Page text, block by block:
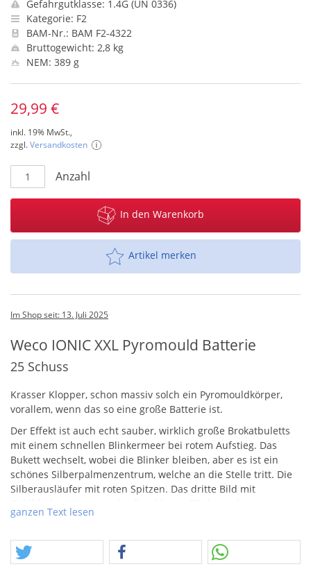
Gefahrgutklasse: 1.4G (UN 0336)
Kategorie: F2
BAM-Nr.: BAM F2-4322
Bruttogewicht: 2,8 kg
NEM: 389 g
29,99 €
inkl. 19% MwSt.,
zzgl.Versandkosten
Anzahl
In den Warenkorb
Artikel merken
Im Shop seit: 13. Juli 2025
Weco IONIC XXL Pyromould Batterie
25 Schuss
Krasser Klopper, schon massiv solch ein Pyromouldkörper,
vorallem, wenn das so eine große Batterie ist.
Der Effekt ist auch echt sauber, wirklich große Brokatbuletts
mit einem schnellen Blinkermeer bei rotem Aufstieg. Das
Bukett wechselt, wobei die Blinker bleiben, aber es ist ein
schönes Silberpalmenzentrum, welche an die Stelle tritt. Die
Silberausläufer mit roten Spitzen. Das dritte Bild mit
Untermalung. Dann folgt schon das Vielschlag-Finale.
ganzen Text lesen